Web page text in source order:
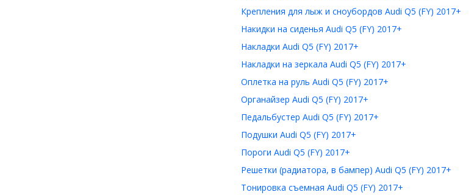
Крепления для лыж и сноубордов Audi Q5 (FY) 2017+
Накидки на сиденья Audi Q5 (FY) 2017+
Накладки Audi Q5 (FY) 2017+
Накладки на зеркала Audi Q5 (FY) 2017+
Оплетка на руль Audi Q5 (FY) 2017+
Органайзер Audi Q5 (FY) 2017+
Педальбустер Audi Q5 (FY) 2017+
Подушки Audi Q5 (FY) 2017+
Пороги Audi Q5 (FY) 2017+
Решетки (радиатора, в бампер) Audi Q5 (FY) 2017+
Тонировка съемная Audi Q5 (FY) 2017+